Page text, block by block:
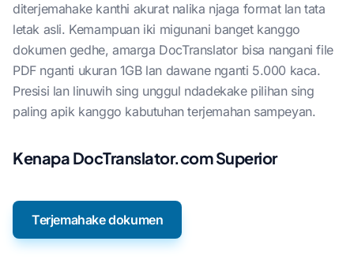
diterjemahake kanthi akurat nalika njaga format lan tata
letak asli. Kemampuan iki migunani banget kanggo
dokumen gedhe, amarga DocTranslator bisa nangani file
PDF nganti ukuran 1GB lan dawane nganti 5.000 kaca.
Presisi lan linuwih sing unggul ndadekake pilihan sing
paling apik kanggo kabutuhan terjemahan sampeyan.
Kenapa DocTranslator.com Superior
Terjemahake dokumen